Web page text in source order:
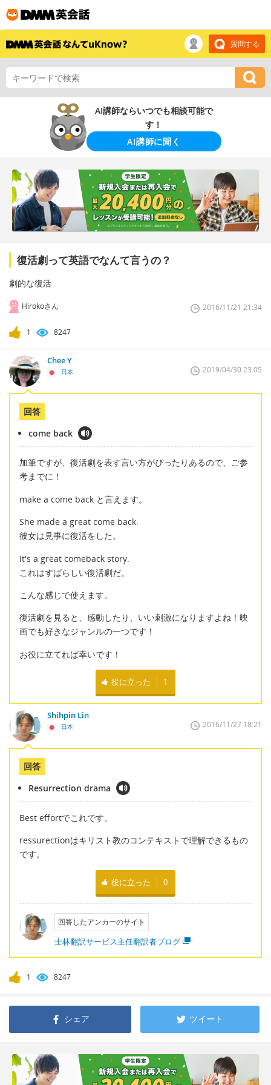
質問する
AI講師ならいつでも相談可能で
す！
AI講師に聞く
復活劇って英語でなんて言うの？
劇的な復活
Hirokoさん 2016/11/21 21:34
1 8247
Chee Y
日本 2019/04/30 23:05
回答
come back
加筆ですが、復活劇を表す言い方がぴったりあるので、ご参
考までに！
make a come back と言えます。
She made a great come back.
彼女は見事に復活をした。
It's a great comeback story.
これはすばらしい復活劇だ。
こんな感じで使えます。
復活劇を見ると、感動したり、いい刺激になりますよね！映
画でも好きなジャンルの一つです！
お役に立てれば幸いです！
役に立った 1
Shihpin Lin
日本 2016/11/27 18:21
回答
Resurrection drama
Best effortでこれです。
ressurectionはキリスト教のコンテキストで理解できるもの
です。
役に立った 0
回答したアンカーのサイト
士林翻訳サービス主任翻訳者ブログ
1 8247
シェア ツイート